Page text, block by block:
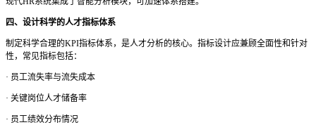
四、设计科学的人才指标体系
制定科学合理的KPI指标体系，是人才分析的核心。指标设计应兼顾全面性和针对
性，常见指标包括：
· 员工流失率与流失成本
· 关键岗位人才储备率
· 员工绩效分布情况